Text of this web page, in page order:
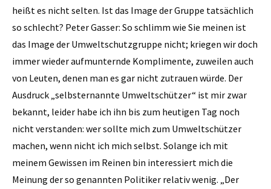
heißt es nicht selten. Ist das Image der Gruppe tatsächlich
so schlecht? Peter Gasser: So schlimm wie Sie meinen ist
das Image der Umweltschutzgruppe nicht; kriegen wir doch
immer wieder aufmunternde Komplimente, zuweilen auch
von Leuten, denen man es gar nicht zutrauen würde. Der
Ausdruck „selbsternannte Umweltschützer“ ist mir zwar
bekannt, leider habe ich ihn bis zum heutigen Tag noch
nicht verstanden: wer sollte mich zum Umweltschützer
machen, wenn nicht ich mich selbst. Solange ich mit
meinem Gewissen im Reinen bin interessiert mich die
Meinung der so genannten Politiker relativ wenig. „Der